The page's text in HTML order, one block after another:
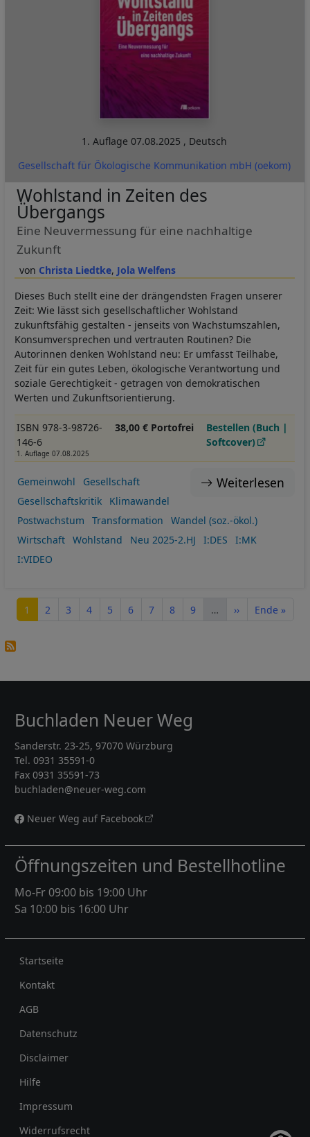
1. Auflage07.08.2025 , Deutsch
Gesellschaft für Ökologische Kommunikation mbH (oekom)
Christa Liedtke Jola Welfens
Wohlstand in Zeiten des
Übergangs
Eine Neuvermessung für eine nachhaltige
Zukunft
Dieses Buch stellt eine der drängendsten Fragen unserer
Zeit: Wie lässt sich gesellschaftlicher Wohlstand
zukunftsfähig gestalten - jenseits von Wachstumszahlen,
Konsumversprechen und vertrauten Routinen? Die
Autorinnen denken Wohlstand neu: Er umfasst Teilhabe,
Zeit für ein gutes Leben, ökologische Verantwortung und
soziale Gerechtigkeit - getragen von demokratischen
Werten und Zukunftsorientierung.
ISBN 978-3-98726-
146-6
1. Auflage 07.08.2025
38,00 € Portofrei
Bestellen (Buch |
Softcover)
Weiterlesen
Gemeinwohl
Gesellschaft
Gesellschaftskritik
Klimawandel
Postwachstum
Transformation
Wandel (soz.-ökol.)
Wirtschaft
Wohlstand Neu 2025-2.HJ I:DES
I:MK
I:VIDEO
Seite
1 Seite
2 Seite
3 Seite
4 Seite
5 Seite
6 Seite
7 Seite
8 Seite
9 … Nächste Seite
›› Letzte Seite
Ende »
Buchladen Neuer Weg
Sanderstr. 23-25, 97070 Würzburg
Tel. 0931 35591-0
Fax 0931 35591-73
buchladen@neuer-weg.com
Neuer Weg auf Facebook
Öffnungszeiten und Bestellhotline
Mo-Fr 09:00 bis 19:00 Uhr
Sa 10:00 bis 16:00 Uhr
Rechtliches
Startseite
Kontakt
AGB
Datenschutz
Disclaimer
Hilfe
Impressum
Widerrufsrecht